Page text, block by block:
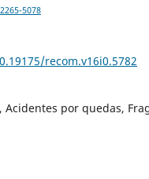
5078
recom.v16i0.5782
Acidentes por quedas,